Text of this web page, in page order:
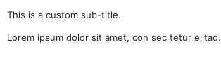
This is a custom sub-title.
Lorem ipsum dolor sit amet, con sec tetur elitad.